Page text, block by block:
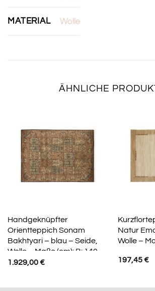
MATERIAL Wolle
ÄHNLICHE
Handgeknüpfter
Orientteppich Sonam
Bakhtyari – blau – Seide,
Wolle – Maße (cm): B: 140
1.929,00€
Natur
Wolle –
197,45€